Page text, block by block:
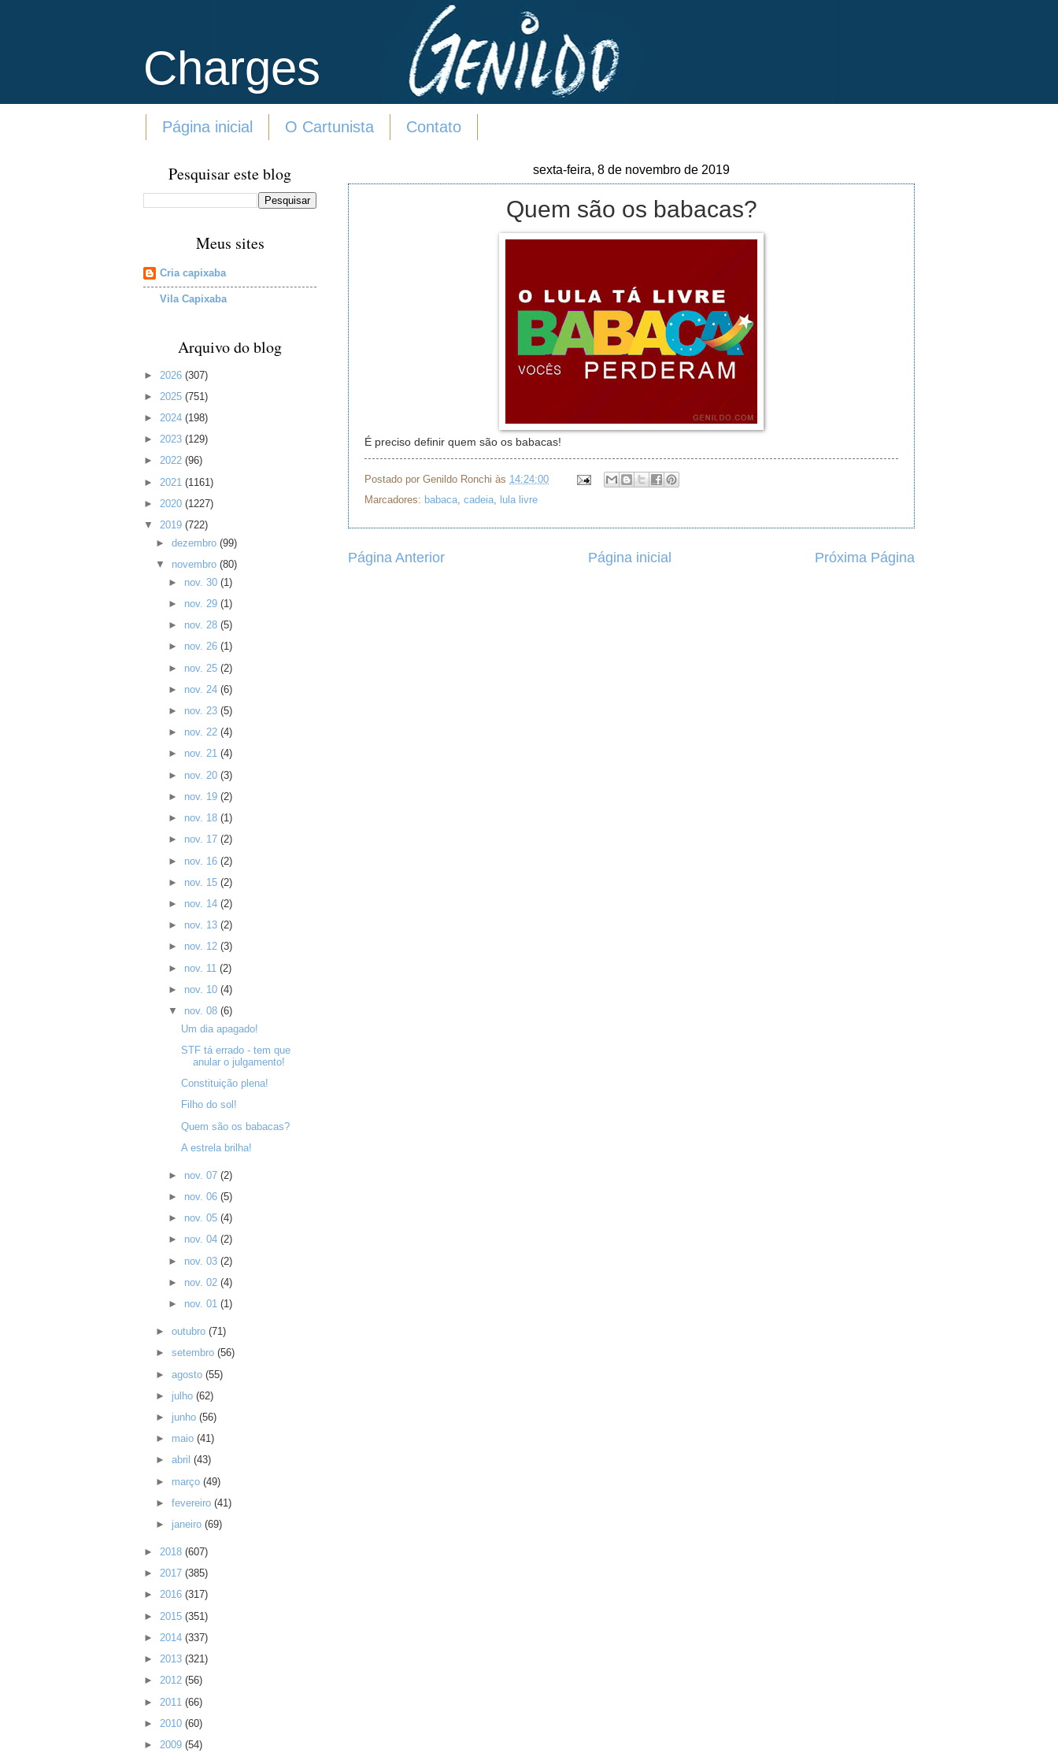
Charges
Página inicial O Cartunista Contato
sexta-feira, 8 de novembro de 2019
Quem são os babacas?
É preciso definir quem são os babacas!
Postado por Genildo Ronchi às 14:24:00
Marcadores: babaca, cadeia, lula livre
Página Anterior Próxima Página
Página inicial
Pesquisar este blog
Meus sites
Cria capixaba
Vila Capixaba
Arquivo do blog
► 2026 (307)
► 2025 (751)
► 2024 (198)
► 2023 (129)
► 2022 (96)
► 2021 (1161)
► 2020 (1227)
▼ 2019 (722)
►dezembro(99)
▼ novembro(80)
► nov. 30 (1)
► nov. 29 (1)
► nov. 28 (5)
► nov. 26 (1)
► nov. 25 (2)
► nov. 24 (6)
► nov. 23 (5)
► nov. 22 (4)
► nov. 21 (4)
► nov. 20 (3)
► nov. 19 (2)
► nov. 18 (1)
► nov. 17 (2)
► nov. 16 (2)
► nov. 15 (2)
► nov. 14 (2)
► nov. 13 (2)
► nov. 12 (3)
► nov. 11 (2)
► nov. 10 (4)
▼ nov. 08 (6)
Um dia apagado!
STF tá errado - tem que
anular o julgamento!
Constituição plena!
Filho do sol!
Quem são os babacas?
A estrela brilha!
► nov. 07 (2)
► nov. 06 (5)
► nov. 05 (4)
► nov. 04 (2)
► nov. 03 (2)
► nov. 02 (4)
► nov. 01 (1)
►outubro(71)
►setembro(56)
►agosto(55)
► julho(62)
► junho(56)
► maio(41)
►abril(43)
► março(49)
►fevereiro(41)
► janeiro(69)
► 2018 (607)
► 2017 (385)
► 2016 (317)
► 2015 (351)
► 2014 (337)
► 2013 (321)
► 2012 (56)
► 2011 (66)
► 2010 (60)
► 2009 (54)